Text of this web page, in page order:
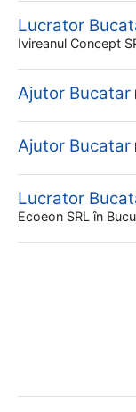
Lucrator
Ivireanul Concept
Ajutor Bucatar
Ajutor Bucatar
Lucrator
Ecoeon SRL în